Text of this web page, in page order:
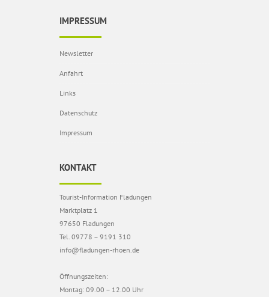
IMPRESSUM
Newsletter
Anfahrt
Links
Datenschutz
Impressum
KONTAKT
Tourist-Information Fladungen
Marktplatz 1
97650 Fladungen
Tel. 09778 – 9191 310
info@fladungen-rhoen.de
Öffnungszeiten:
Montag: 09.00 – 12.00 Uhr